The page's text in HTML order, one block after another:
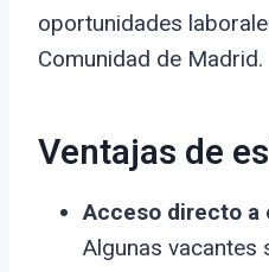
oportunidades
Comunidad de Madrid.
Ventajas de
Acceso directo a
Algunas vacantes